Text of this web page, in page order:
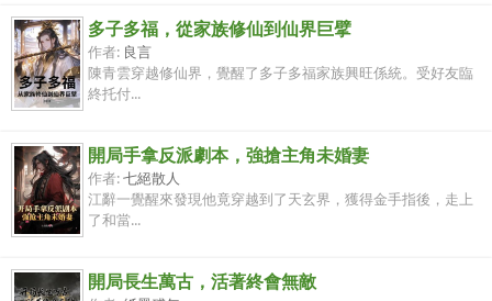
多子多福，從家族修仙到仙界巨擘
作者: 良言
陳青雲穿越修仙界，覺醒了多子多福家族興旺係統。受好友臨
終托付...
開局手拿反派劇本，強搶主角未婚妻
作者:七絕散人
江辭一覺醒來發現他竟穿越到了天玄界，獲得金手指後，走上
了和當...
開局長生萬古，活著終會無敵